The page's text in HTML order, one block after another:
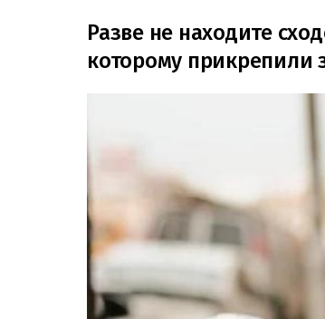
Разве не находите
которому прикрепили